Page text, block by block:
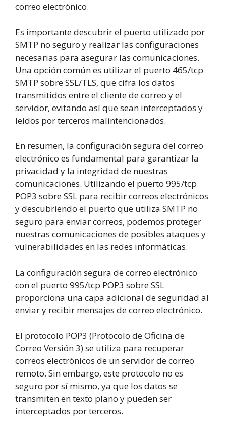
correo electrónico.
Es importante descubrir el puerto utilizado por
SMTP no seguro y realizar las configuraciones
necesarias para asegurar las comunicaciones.
Una opción común es utilizar el puerto 465/tcp
SMTP sobre SSL/TLS, que cifra los datos
transmitidos entre el cliente de correo y el
servidor, evitando así que sean interceptados y
leídos por terceros malintencionados.
En resumen, la configuración segura del correo
electrónico es fundamental para garantizar la
privacidad y la integridad de nuestras
comunicaciones. Utilizando el puerto 995/tcp
POP3 sobre SSL para recibir correos electrónicos
y descubriendo el puerto que utiliza SMTP no
seguro para enviar correos, podemos proteger
nuestras comunicaciones de posibles ataques y
vulnerabilidades en las redes informáticas.
La configuración segura de correo electrónico
con el puerto 995/tcp POP3 sobre SSL
proporciona una capa adicional de seguridad al
enviar y recibir mensajes de correo electrónico.
El protocolo POP3 (Protocolo de Oficina de
Correo Versión 3) se utiliza para recuperar
correos electrónicos de un servidor de correo
remoto. Sin embargo, este protocolo no es
seguro por sí mismo, ya que los datos se
transmiten en texto plano y pueden ser
interceptados por terceros.